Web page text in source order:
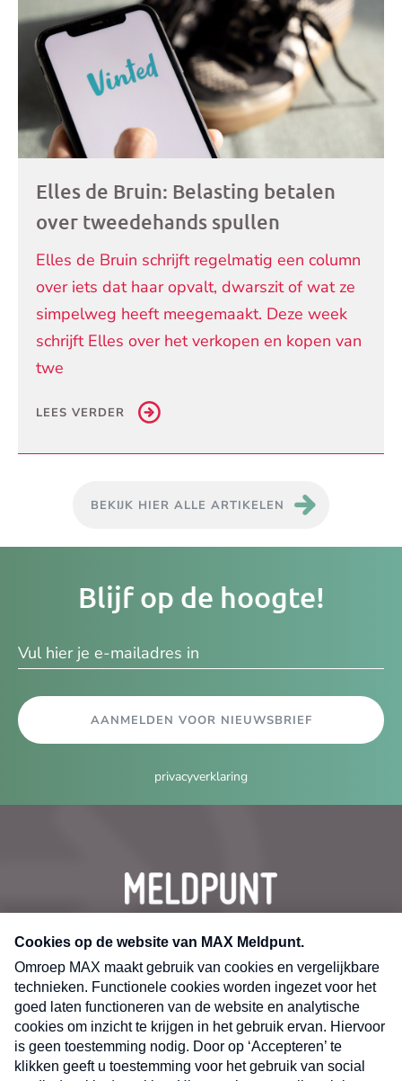
Elles de Bruin: Belasting betalen
over tweedehands spullen
Elles de Bruin schrijft regelmatig een column
over iets dat haar opvalt, dwarszit of wat ze
simpelweg heeft meegemaakt. Deze week
schrijft Elles over het verkopen en kopen van
twe
LEES VERDER
BEKIJK HIER ALLE ARTIKELEN
Blijf op de hoogte!
AANMELDEN VOOR NIEUWSBRIEF
privacyverklaring
CONTACT
Volg ons op